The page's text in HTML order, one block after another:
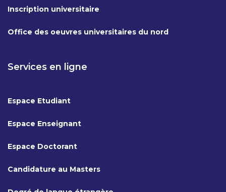
Inscription universitaire
Office des oeuvres universitaires du nord
Services en ligne
Espace Etudiant
Espace Enseignant
Espace Doctorant
Candidature au Masters